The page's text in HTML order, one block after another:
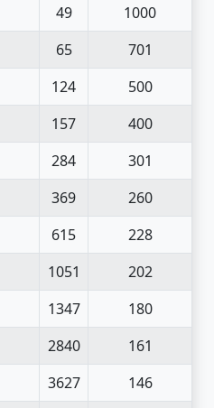
49
1000
65
701
124
500
157
400
284
301
369
260
615
228
1051
202
1347
180
2840
161
3627
146